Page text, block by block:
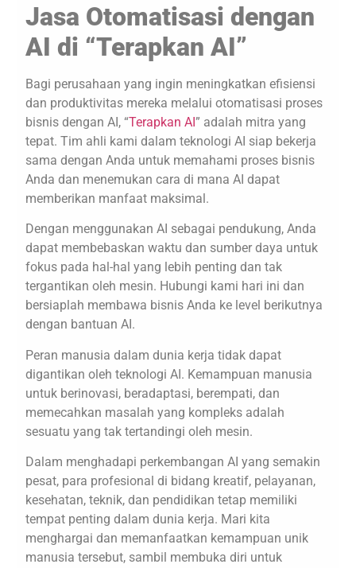
Jasa Otomatisasi dengan
AI di “Terapkan AI”
Bagi perusahaan yang ingin meningkatkan efisiensi
dan produktivitas mereka melalui otomatisasi proses
bisnis dengan AI, “Terapkan AI” adalah mitra yang
tepat. Tim ahli kami dalam teknologi AI siap bekerja
sama dengan Anda untuk memahami proses bisnis
Anda dan menemukan cara di mana AI dapat
memberikan manfaat maksimal.
Dengan menggunakan AI sebagai pendukung, Anda
dapat membebaskan waktu dan sumber daya untuk
fokus pada hal-hal yang lebih penting dan tak
tergantikan oleh mesin. Hubungi kami hari ini dan
bersiaplah membawa bisnis Anda ke level berikutnya
dengan bantuan AI.
Peran manusia dalam dunia kerja tidak dapat
digantikan oleh teknologi AI. Kemampuan manusia
untuk berinovasi, beradaptasi, berempati, dan
memecahkan masalah yang kompleks adalah
sesuatu yang tak tertandingi oleh mesin.
Dalam menghadapi perkembangan AI yang semakin
pesat, para profesional di bidang kreatif, pelayanan,
kesehatan, teknik, dan pendidikan tetap memiliki
tempat penting dalam dunia kerja. Mari kita
menghargai dan memanfaatkan kemampuan unik
manusia tersebut, sambil membuka diri untuk